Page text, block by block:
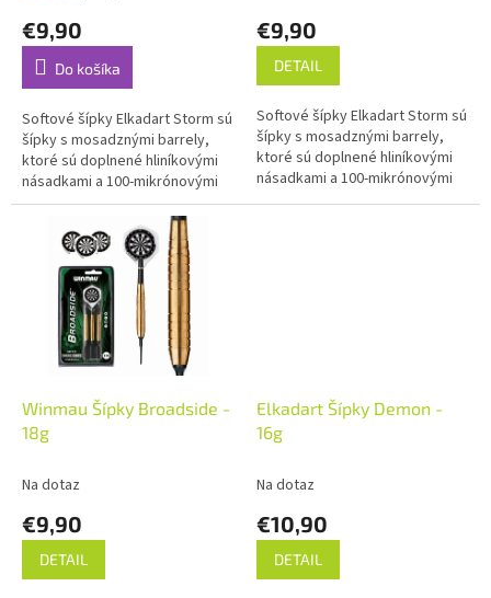
€9,90
Do košíka
Softové šípky Elkadart Storm sú
šípky s mosadznými barrely,
ktoré sú doplnené hliníkovými
násadkami a 100-mikrónovými
letkami. Brass Váha šípky: 16g
€9,90
DETAIL
Softové šípky Elkadart Storm sú
šípky s mosadznými barrely,
ktoré sú doplnené hliníkovými
násadkami a 100-mikrónovými
letkami.. Brass Váha šípky: 18g
Winmau Šípky Broadside -
18g
Na dotaz
€9,90
DETAIL
Elkadart Šípky Demon -
16g
Na dotaz
€10,90
DETAIL